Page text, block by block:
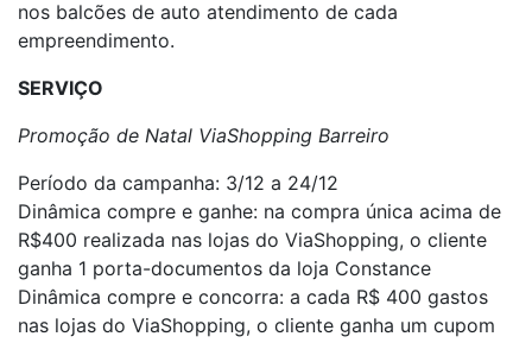
nos balcões de auto atendimento de cada
empreendimento.
SERVIÇO
Promoção de Natal ViaShopping Barreiro
Período da campanha: 3/12 a 24/12
Dinâmica compre e ganhe: na compra única acima de
R$400 realizada nas lojas do ViaShopping, o cliente
ganha 1 porta-documentos da loja Constance
Dinâmica compre e concorra: a cada R$ 400 gastos
nas lojas do ViaShopping, o cliente ganha um cupom